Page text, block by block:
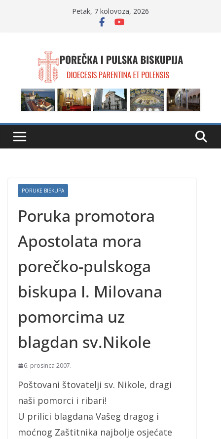
Petak, 7 kolovoza, 2026
PORUKE BISKUPA
Poruka promotora
Apostolata mora
porečko-pulskoga
biskupa I. Milovana
pomorcima uz
blagdan sv.Nikole
6. prosinca 2007.
Poštovani štovatelji sv. Nikole, dragi
naši pomorci i ribari!
U prilici blagdana Vašeg dragog i
moćnog Zaštitnika najbolje osjećate